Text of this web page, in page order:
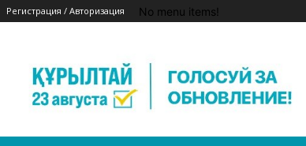
Регистрация / Авторизация No menu items!